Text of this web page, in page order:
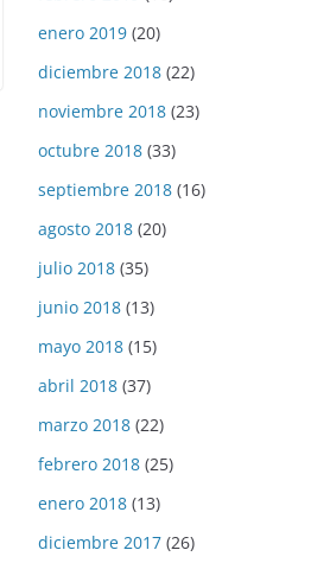
enero 2019 (20)
diciembre 2018 (22)
noviembre 2018 (23)
octubre 2018 (33)
septiembre 2018 (16)
agosto 2018 (20)
julio 2018 (35)
junio 2018 (13)
mayo 2018 (15)
abril 2018 (37)
marzo 2018 (22)
febrero 2018 (25)
enero 2018 (13)
diciembre 2017 (26)